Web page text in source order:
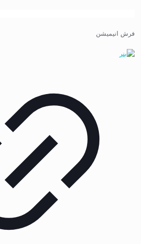
فرش انیمیشن